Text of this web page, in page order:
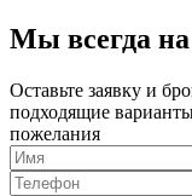
Мы всегда на
Оставьте заявку и
подходящие
пожелания